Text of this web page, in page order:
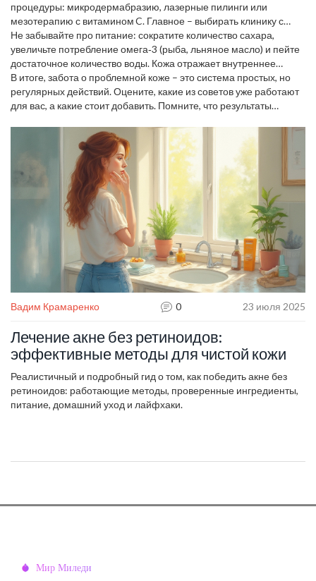
можно делать в квартире», а также обзор эффективных уколов
от пигментации и пигментных пятен.
процедуры: микродермабразию, лазерные пилинги или
мезотерапию с витамином C. Главное – выбирать клинику с
лицензией и проверенными отзывами.
Не забывайте про питание: сократите количество сахара,
увеличьте потребление омега‑3 (рыба, льняное масло) и пейте
достаточное количество воды. Кожа отражает внутреннее
состояние, и правильный рацион ускорит процесс заживления.
В итоге, забота о проблемной коже – это система простых, но
регулярных действий. Оцените, какие из советов уже работают
для вас, а какие стоит добавить. Помните, что результаты
Вадим Крамаренко 0 23 июля 2025
Лечение акне без ретиноидов:
эффективные методы для чистой кожи
Реалистичный и подробный гид о том, как победить акне без
ретиноидов: работающие методы, проверенные ингредиенты,
питание, домашний уход и лайфхаки.